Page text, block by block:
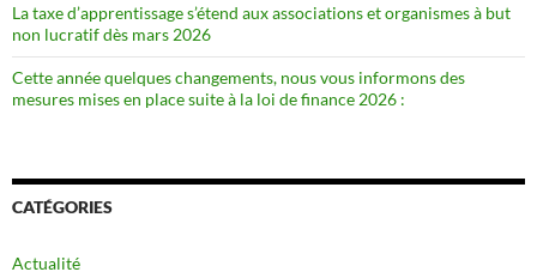
La taxe d’apprentissage s’étend aux associations et organismes à but
non lucratif dès mars 2026
Cette année quelques changements, nous vous informons des
mesures mises en place suite à la loi de finance 2026 :
CATÉGORIES
Actualité